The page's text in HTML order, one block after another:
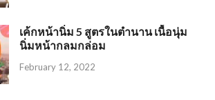
เค้กหน้านิ่ม 5 สูตรในตำนาน เนื้อนุ่ม
นิ่มหน้ากลมกล่อม
February 12, 2022